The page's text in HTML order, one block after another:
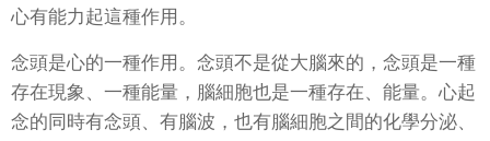
心有能力起這種作用。
念頭是心的一種作用。念頭不是從大腦來的，念頭是一種
存在現象、一種能量，腦細胞也是一種存在、能量。心起
念的同時有念頭、有腦波，也有腦細胞之間的化學分泌、